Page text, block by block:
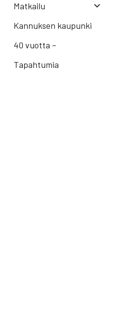
Mat­kai­lu
Kannuksen kaupunki
40 vuotta –
Tapahtumia